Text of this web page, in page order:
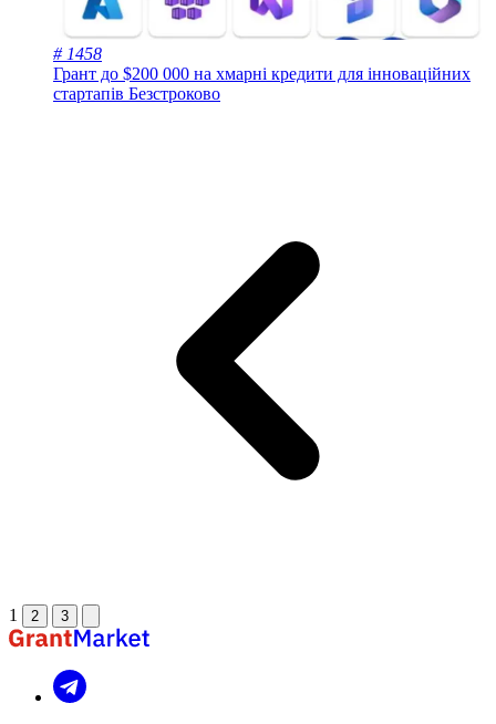
# 1458
Грант до $200 000 на хмарні кредити для інноваційних
стартапів Безстроково
1 2 3